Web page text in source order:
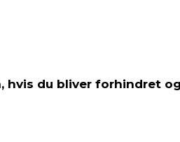
hvis du bliver forhindret